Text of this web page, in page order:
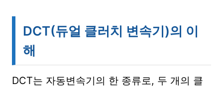
DCT(듀얼 클러치 변속기)의 이
해
DCT는 자동변속기의 한 종류로, 두 개의 클